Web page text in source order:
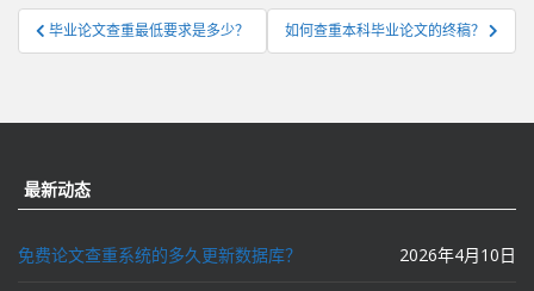
文
章
航
毕业论文查重最低要求是多少？ 如何查重本科毕业论文的终稿？
最新动态
免费论文查重系统的多久更新数据库？ 2026年4月10日